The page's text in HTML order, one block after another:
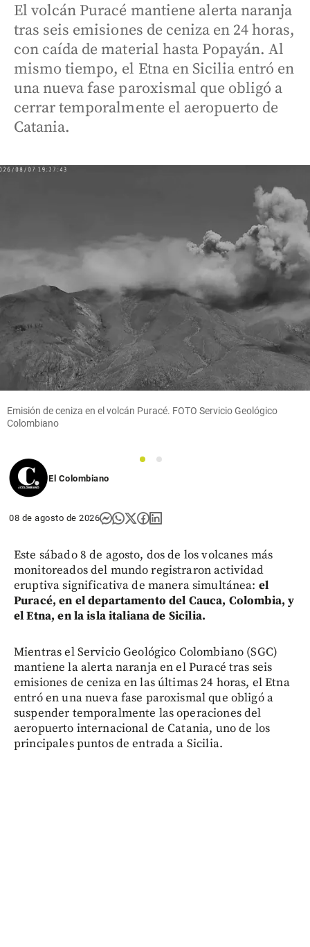
El volcán Puracé mantiene alerta naranja
tras seis emisiones de ceniza en 24 horas,
con caída de material hasta Popayán. Al
mismo tiempo, el Etna en Sicilia entró en
una nueva fase paroxismal que obligó a
cerrar temporalmente el aeropuerto de
Catania.
Emisión de ceniza en el volcán Puracé. FOTO Servicio Geológico
Colombiano
1
2
El Colombiano
08 de agosto de 2026
Este sábado 8 de agosto, dos de los volcanes más
monitoreados del mundo registraron actividad
eruptiva significativa de manera simultánea: el
Puracé, en el departamento del Cauca, Colombia, y
el Etna, en la isla italiana de Sicilia.
Mientras el Servicio Geológico Colombiano (SGC)
mantiene la alerta naranja en el Puracé tras seis
emisiones de ceniza en las últimas 24 horas, el Etna
entró en una nueva fase paroxismal que obligó a
suspender temporalmente las operaciones del
aeropuerto internacional de Catania, uno de los
principales puntos de entrada a Sicilia.